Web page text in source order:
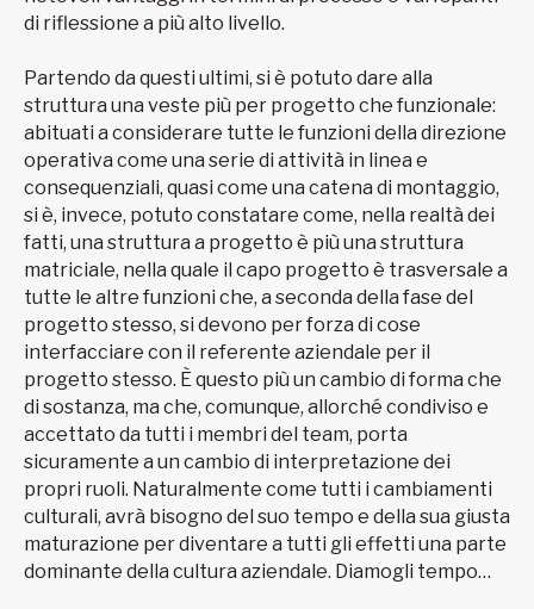
di riflessione a più alto livello.
Partendo da questi ultimi, si è potuto dare alla
struttura una veste più per progetto che funzionale:
abituati a considerare tutte le funzioni della direzione
operativa come una serie di attività in linea e
consequenziali, quasi come una catena di montaggio,
si è, invece, potuto constatare come, nella realtà dei
fatti, una struttura a progetto è più una struttura
matriciale, nella quale il capo progetto è trasversale a
tutte le altre funzioni che, a seconda della fase del
progetto stesso, si devono per forza di cose
interfacciare con il referente aziendale per il
progetto stesso. È questo più un cambio di forma che
di sostanza, ma che, comunque, allorché condiviso e
accettato da tutti i membri del team, porta
sicuramente a un cambio di interpretazione dei
propri ruoli. Naturalmente come tutti i cambiamenti
culturali, avrà bisogno del suo tempo e della sua giusta
maturazione per diventare a tutti gli effetti una parte
dominante della cultura aziendale. Diamogli tempo…